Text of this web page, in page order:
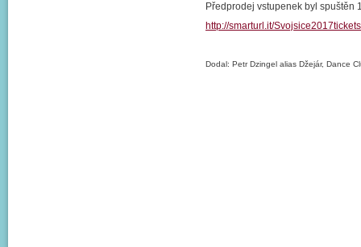
Předprodej vstupenek byl spuštěn
http://smarturl.it/Svojsice2017tickets
Dodal: Petr Dzingel alias Džejár, Dance